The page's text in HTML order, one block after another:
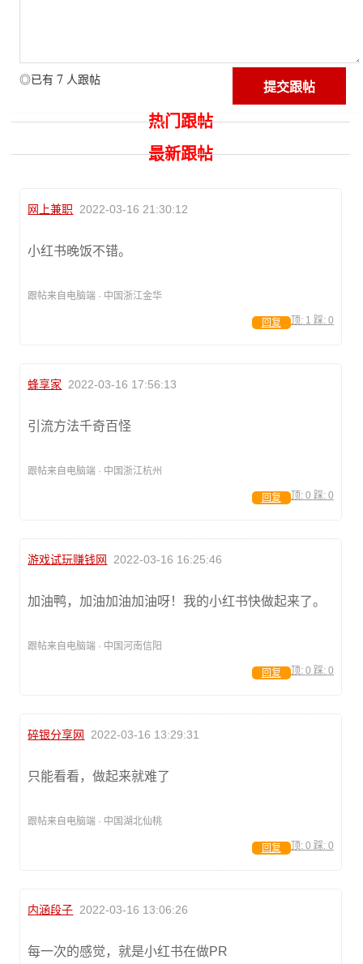
◎已有 7 人跟帖
热门跟帖
最新跟帖
网上兼职 2022-03-16 21:30:12
小红书晚饭不错。
跟帖来自电脑端 · 中国浙江金华
顶: 1 踩: 0
回复
蜂享家 2022-03-16 17:56:13
引流方法千奇百怪
跟帖来自电脑端 · 中国浙江杭州
顶: 0 踩: 0
回复
游戏试玩赚钱网 2022-03-16 16:25:46
加油鸭，加油加油加油呀！我的小红书快做起来了。
跟帖来自电脑端 · 中国河南信阳
顶: 0 踩: 0
回复
碎银分享网 2022-03-16 13:29:31
只能看看，做起来就难了
跟帖来自电脑端 · 中国湖北仙桃
顶: 0 踩: 0
回复
内涵段子 2022-03-16 13:06:26
每一次的感觉，就是小红书在做PR